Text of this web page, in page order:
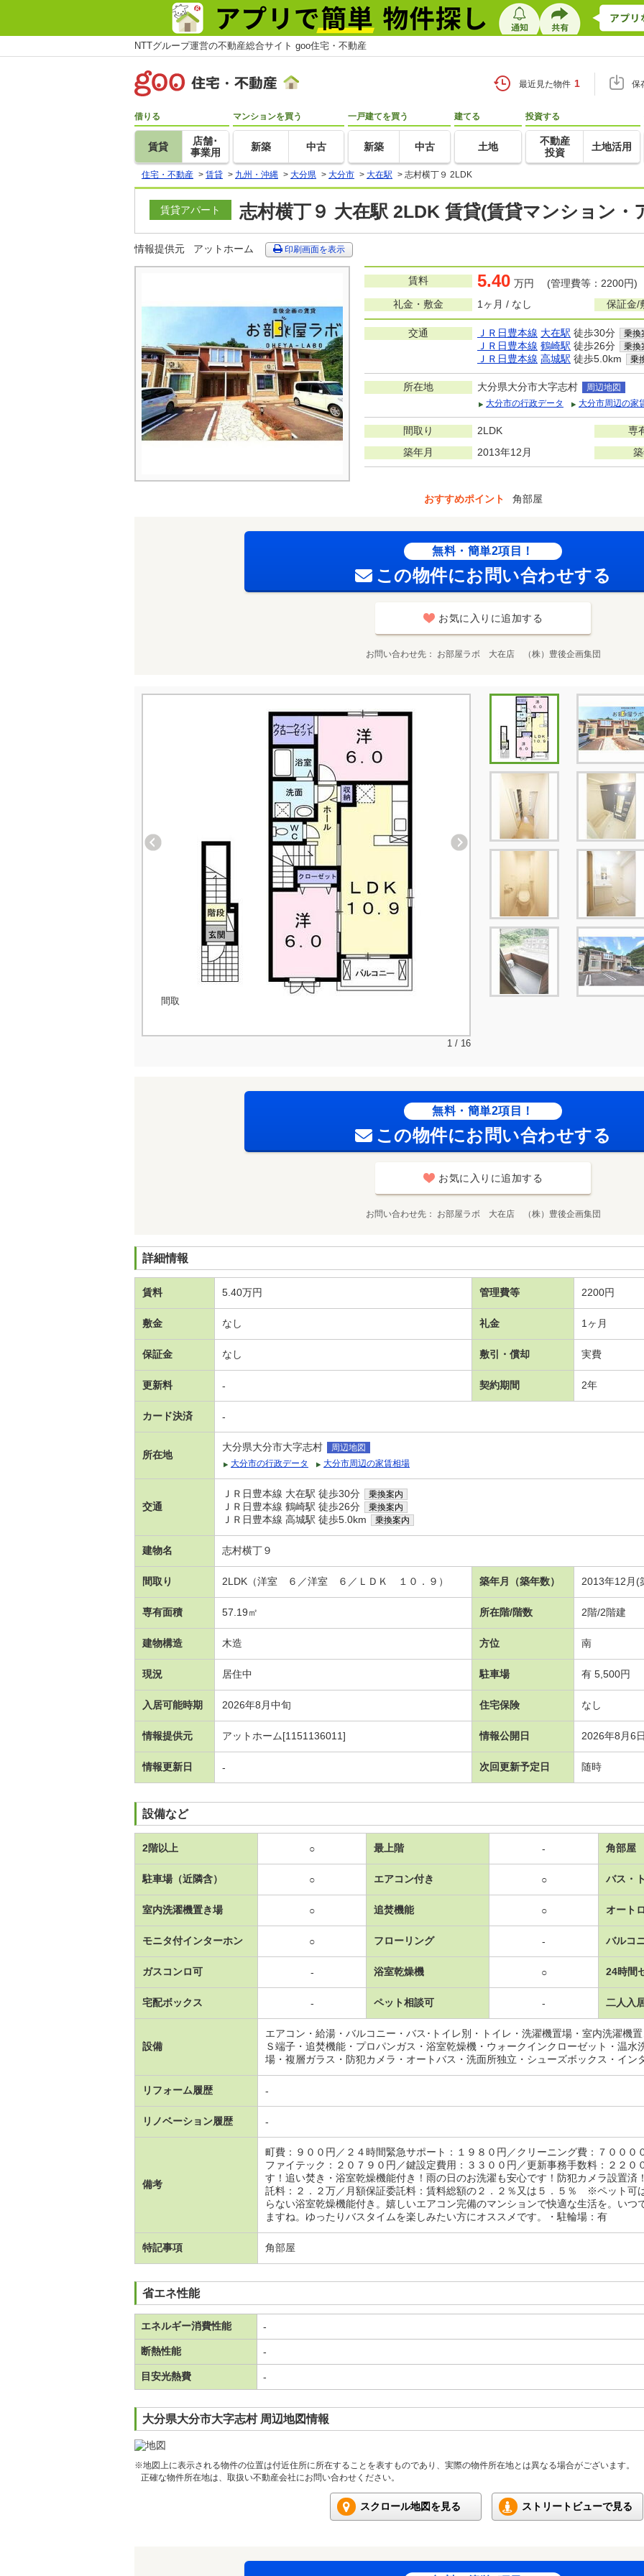
NTTグループ運営の不動産総合サイト goo住宅・不動産
最近見た物件 1 保
借りる
賃貸
店舗･
事業用
マンションを買う
新築 中古
一戸建てを買う
新築 中古
建てる
土地
投資する
不動産
投資
土地活用
住宅・不動産 > 賃貸 > 九州・沖縄 > 大分県 > 大分市 > 大在駅 > 志村横丁９ 2LDK
賃貸アパート 志村横丁９ 大在駅 2LDK 賃貸(賃貸マンション・
情報提供元 アットホーム 印刷画面を表示
賃料 5.40 万円 (管理費等：2200円)
礼金・敷金
1ヶ月 / なし 保証金/
交通 ＪＲ日豊本線 大在駅 徒歩30分 乗換
ＪＲ日豊本線 鶴崎駅 徒歩26分 乗換
ＪＲ日豊本線 高城駅 徒歩5.0km 乗
所在地 大分県大分市大字志村
周辺地図
大分市の行政データ
大分市周辺の家
間取り 2LDK 専
築年月 2013年12月
おすすめポイント 角部屋
無料・簡単2項目！
この物件にお問い合わせする
お気に入りに追加する
お問い合わせ先 お部屋ラボ 大在店 （株）豊後企画集団
間取
1 / 16
無料・簡単2項目！
この物件にお問い合わせする
お気に入りに追加する
お問い合わせ先 お部屋ラボ 大在店 （株）豊後企画集団
詳細情報
賃料 5.40万円 管理費等 2200円
敷金 なし 礼金 1ヶ月
保証金 なし 敷引・償却 実費
更新料 - 契約期間 2年
カード決済 -
所在地
大分県大分市大字志村
周辺地図
大分市の行政データ
大分市周辺の家賃相場
交通
ＪＲ日豊本線 大在駅 徒歩30分 乗換案内
ＪＲ日豊本線 鶴崎駅 徒歩26分 乗換案内
ＪＲ日豊本線 高城駅 徒歩5.0km 乗換案内
建物名 志村横丁９
間取り 2LDK（洋室 ６／洋室 ６／ＬＤＫ １０．９） 築年月（築年数） 2013年12月(
専有面積 57.19㎡ 所在階/階数 2階/2階建
建物構造 木造 方位 南
現況 居住中 駐車場 有 5,500円
入居可能時期 2026年8月中旬 住宅保険 なし
情報提供元 アットホーム[1151136011] 情報公開日 2026年8月6日
情報更新日 - 次回更新予定日 随時
設備など
2階以上 ○ 最上階 - 角部屋
駐車場（近隣含） ○ エアコン付き ○ バス・
室内洗濯機置き場 ○ 追焚機能 ○ オート
モニタ付インターホン ○ フローリング - バルコ
ガスコンロ可 - 浴室乾燥機 ○ 24時間
宅配ボックス - ペット相談可 - 二人入
設備
エアコン・給湯・バルコニー・バス･トイレ別・トイレ・洗濯機置場・室内洗濯機
Ｓ端子・追焚機能・プロパンガス・浴室乾燥機・ウォークインクローゼット・温水
場・複層ガラス・防犯カメラ・オートバス・洗面所独立・シューズボックス・イン
リフォーム履歴 -
リノベーション履歴 -
備考
町費：９００円／２４時間緊急サポート：１９８０円／クリーニング費：７０００
ファイテック：２０７９０円／鍵設定費用：３３００円／更新事務手数料：２２
す！追い焚き・浴室乾燥機能付き！雨の日のお洗濯も安心です！防犯カメラ設置済
託料：２．２万／月額保証委託料：賃料総額の２．２％又は５．５％ ※ペット可
らない浴室乾燥機能付き。嬉しいエアコン完備のマンションで快適な生活を。いつ
ますね。ゆったりバスタイムを楽しみたい方にオススメです。・駐輪場：有
特記事項 角部屋
省エネ性能
エネルギー消費性能 -
断熱性能 -
目安光熱費 -
大分県大分市大字志村 周辺地図情報
※地図上に表示される物件の位置は付近住所に所在することを表すものであり、実際の物件所在地とは異なる場合がございます。
正確な物件所在地は、取扱い不動産会社にお問い合わせください。
スクロール地図を見る ストリートビューで見る